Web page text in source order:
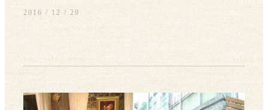
2016 / 12 29